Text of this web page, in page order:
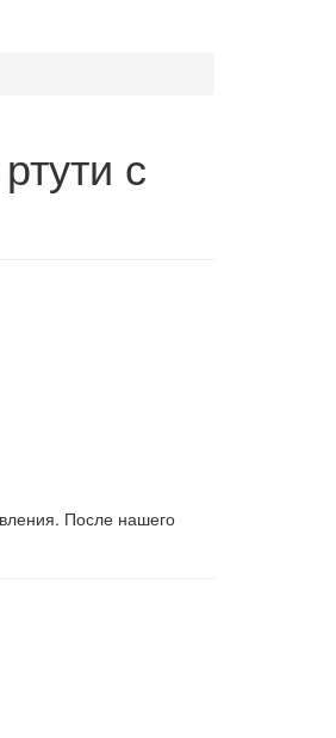
с
После нашего